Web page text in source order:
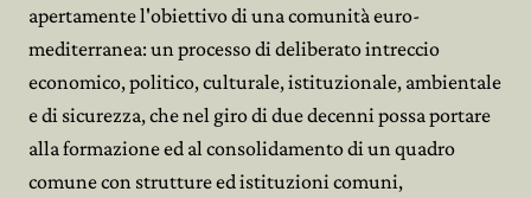
apertamente l'obiettivo di una comunità euro-
mediterranea: un processo di deliberato intreccio
economico, politico, culturale, istituzionale, ambientale
e di sicurezza, che nel giro di due decenni possa portare
alla formazione ed al consolidamento di un quadro
comune con strutture ed istituzioni comuni,